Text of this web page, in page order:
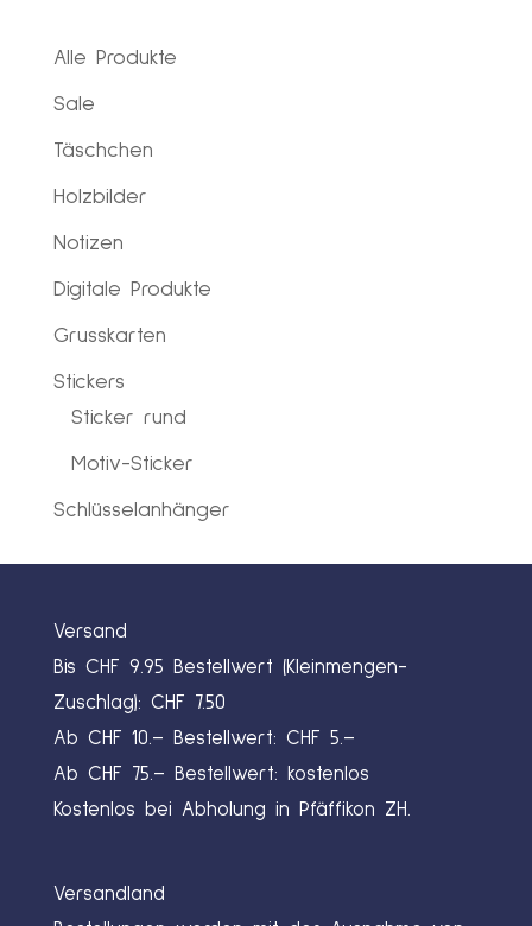
Alle Produkte
Sale
Täschchen
Holzbilder
Notizen
Digitale Produkte
Grusskarten
Stickers
Sticker rund
Motiv-Sticker
Schlüsselanhänger
Versand
Bis CHF 9.95 Bestellwert (Kleinmengen-
Zuschlag): CHF 7.50
Ab CHF 10.– Bestellwert: CHF 5.–
Ab CHF 75.– Bestellwert: kostenlos
Kostenlos bei Abholung in Pfäffikon ZH.
Versandland